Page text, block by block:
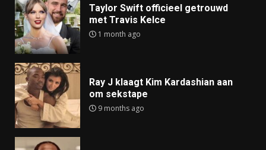
Taylor Swift officieel getrouwd
met Travis Kelce
1 month ago
Ray J klaagt Kim Kardashian aan
om sekstape
9 months ago